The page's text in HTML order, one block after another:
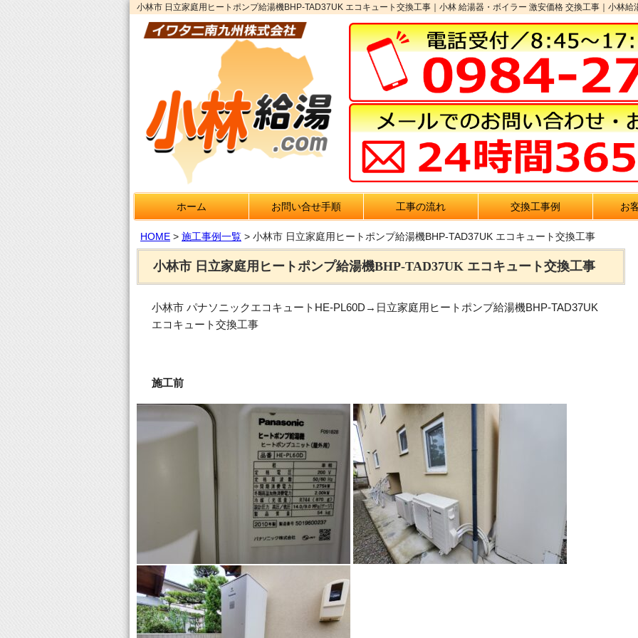
小林市 日立家庭用ヒートポンプ給湯機BHP-TAD37UK エコキュート交換工事｜小林 給湯器・ボイラー 激安価格 交換工事｜小林給
ホーム お問い合せ手順 工事の流れ 交換工事例 お
HOME > 施工事例一覧 > 小林市 日立家庭用ヒートポンプ給湯機BHP-TAD37UK エコキュート交換工事
小林市 日立家庭用ヒートポンプ給湯機BHP-TAD37UK エコキュート交換工事
小林市 パナソニックエコキュートHE-PL60D→日立家庭用ヒートポンプ給湯機BHP-TAD37UK
エコキュート交換工事
施工前